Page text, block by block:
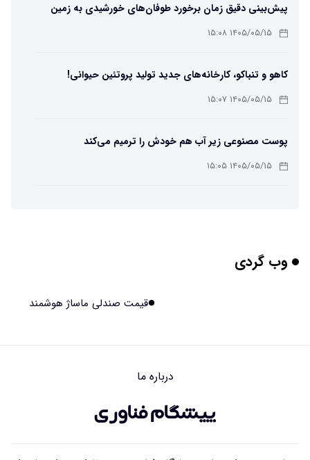
پیش‌بینی دقیق زمان برخورد طوفان‌های خورشیدی به زمین
ممکن شد
۱۴۰۵/۰۵/۱۵ ۱۵:۰۸
کاهو و تنباکو، کارخانه‌های جدید تولید پروتئین حیوانی!
۱۴۰۵/۰۵/۱۵ ۱۵:۰۷
پوست مصنوعی زیر آب هم خودش را ترمیم می‌کند
۱۴۰۵/۰۵/۱۵ ۱۵:۰۵
برنج فضایی چین به مرحله برداشت رسید
ایرانی‌ها چقدر از هوش مصنوعی استفاده می‌کنند؟
وب گردی
قیمت صندلی ماساژ هوشمند
درباره ما